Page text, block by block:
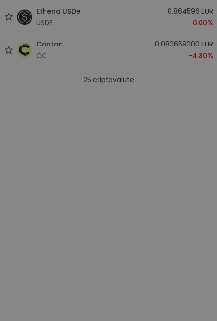
Ethena USDe
USDE
0.864596 EUR
0.00%
Canton
CC
0.080659000 EUR
-4.80%
25 criptovalute